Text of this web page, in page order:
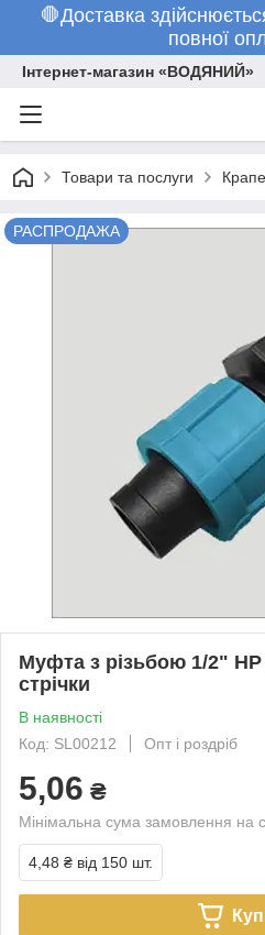
🛑Доставка
повної
Інтернет-магазин «ВОДЯНИЙ»
Товари та послуги
РАСПРОДАЖА
Муфта з різьбою 1/2" НР
стрічки
В наявності
Код: SL00212
Опт і роздріб
5,06 ₴
Мінімальна сума замовлення на
4,48 ₴ від 150 шт.